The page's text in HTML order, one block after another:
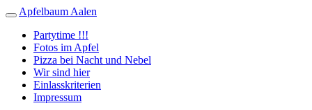
Apfelbaum Aalen
Partytime !!!
Fotos im Apfel
Pizza bei Nacht und Nebel
Wir sind hier
Einlasskriterien
Impressum